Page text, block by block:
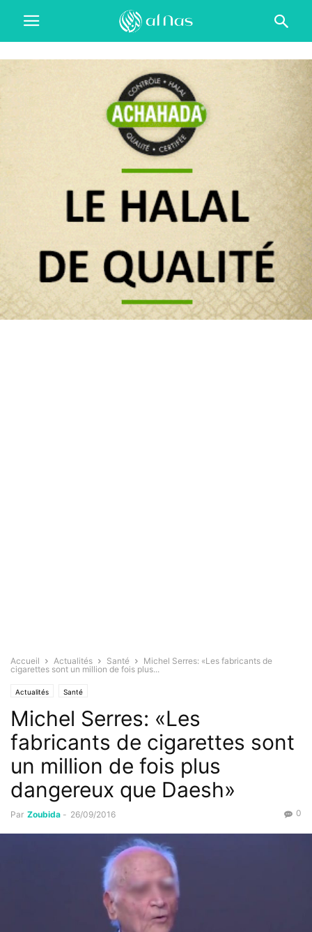
Accueil Actualités Santé
Michel Serres: «Les fabricants de
cigarettes sont un million de fois plus...
Actualités Santé
Michel Serres: «Les
fabricants de cigarettes sont
un million de fois plus
dangereux que Daesh»
Par Zoubida - 26/09/2016 0